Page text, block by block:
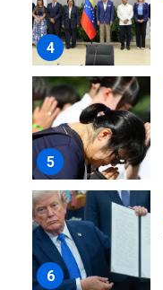
4
5
6